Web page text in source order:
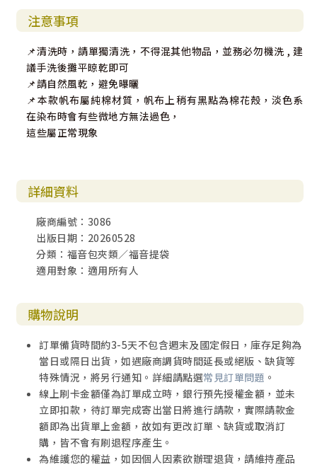
注意事項
📌清洗時，請單獨清洗，不得混其他物品，並務必勿機洗 , 建
議手洗後攤平晾乾即可
📌請自然風乾，避免曝曬
📌本款帆布屬純棉材質，帆布上稍有黑點為棉花殼，淡色系
在染布時會有些微地方無法過色，
這些屬正常現象
詳細資料
廠商編號：3086
出版日期：20260528
分類：福音包夾類／福音提袋
適用對象：適用所有人
購物說明
訂單備貨時間約3-5天不包含週末及國定假日，庫存足夠為
當日或隔日出貨，如遇廠商調貨時間延長或絕版、缺貨等
特殊情況，將另行通知。詳細請點選常見訂單問題 。
線上刷卡金額僅為訂單成立時，銀行預先授權金額，並未
立即扣款，待訂單完成寄出當日將進行請款，實際請款金
額即為出貨單上金額，故如有更改訂單、缺貨或取消訂
購，皆不會有刷退程序產生。
為維護您的權益，如因個人因素欲辦理退貨，請維持產品